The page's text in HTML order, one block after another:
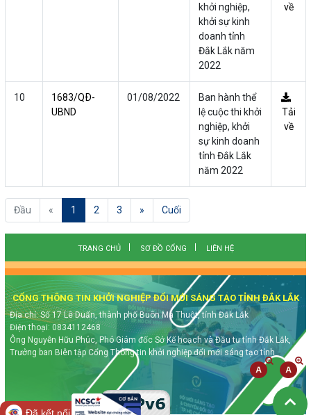
khởi nghiệp,
khởi sự kinh
doanh tỉnh
Đắk Lắk năm
2022
về
10
1683/QÐ-
UBND
01/08/2022
Ban hành thể
lệ cuộc thi khởi
nghiệp, khởi
sự kinh doanh
tỉnh Đắk Lắk
năm 2022
Tải
về
Đầu « 1 (current)
2 3 » Cuối
TRANG CHỦ SƠ ĐỒ CỔNG LIÊN HỆ
CỔNG THÔNG TIN KHỞI NGHIỆP ĐỔI MỚI SÁNG TẠO TỈNH ĐẮK LẮK
Địa chỉ: Số 17 Lê Duẩn, thành phố Buôn Ma Thuột, tỉnh Đắk Lắk
Điện thoại: 0834112468
Ông Nguyễn Hữu Phúc, Phó Giám đốc Sở Kế hoạch và Đầu tư tỉnh Đắk Lắk,
Trưởng ban Biên tập Cổng Thông tin khởi nghiệp đổi mới sáng tạo tỉnh